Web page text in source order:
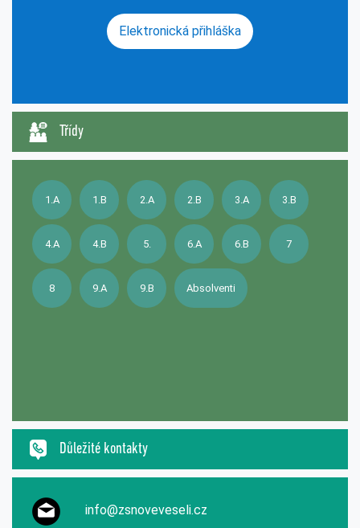
Elektronická přihláška
Třídy
1.A 1.B 2.A 2.B 3.A 3.B
4.A 4.B 5. 6.A 6.B 7
8 9.A 9.B Absolventi
Důležité kontakty
info@zsnoveveseli.cz